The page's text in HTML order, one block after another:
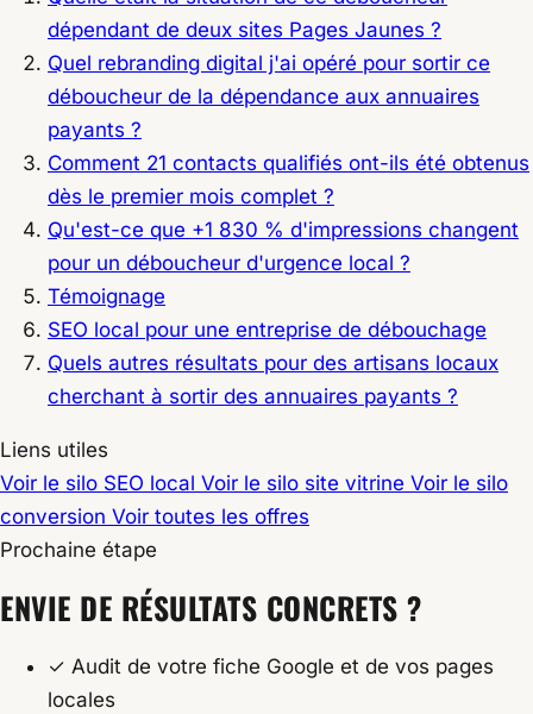
dépendant de deux sites Pages Jaunes ?
Quel rebranding digital j'ai opéré pour sortir ce
déboucheur de la dépendance aux annuaires
payants ?
Comment 21 contacts qualifiés ont-ils été obtenus
dès le premier mois complet ?
Qu'est-ce que +1 830 % d'impressions changent
pour un déboucheur d'urgence local ?
Témoignage
SEO local pour une entreprise de débouchage
Quels autres résultats pour des artisans locaux
cherchant à sortir des annuaires payants ?
Liens utiles
Voir le silo SEO local Voir le silo site vitrine Voir le silo
conversion Voir toutes les offres
Prochaine étape
ENVIE DE RÉSULTATS CONCRETS ?
✓ Audit de votre fiche Google et de vos pages
locales